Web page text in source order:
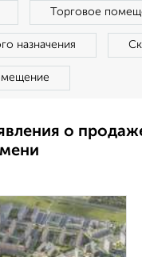
Торговое
назначения
о